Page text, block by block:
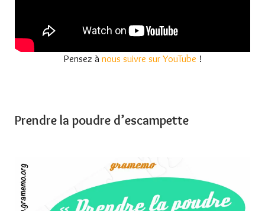
Pensez à nous suivre sur YouTube !
Prendre la poudre d’escampette